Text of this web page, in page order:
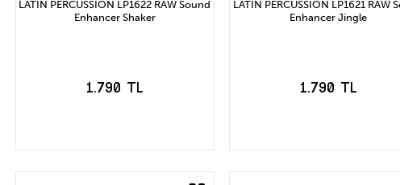
LATIN PERCUSSION LP1622 RAW Sound
Enhancer Shaker
1.790 TL
SEPETE EKLE
LATIN PERCUSSION LP1621 RAW
Enhancer Jingle
1.790 TL
SEPETE EKLE